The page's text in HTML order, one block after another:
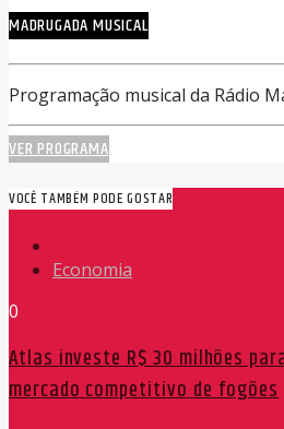
MADRUGADA MUSICAL
Programação musical da Rádio
VER PROGRAMA
VOCÊ TAMBÉM PODE GOSTAR
Economia
0
Atlas investe R$ 30 milhões
mercado competitivo de fogões